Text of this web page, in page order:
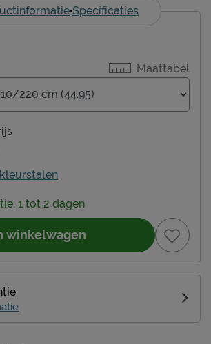
Specificaties
Maattabel
1 tot 2 dagen
winkelwagen